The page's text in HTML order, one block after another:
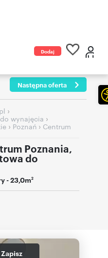
Dodaj
Następna oferta
›
wynajęcia ›
› Poznań › Centrum
Poznania,
do
- 23,0m2
Zapisz